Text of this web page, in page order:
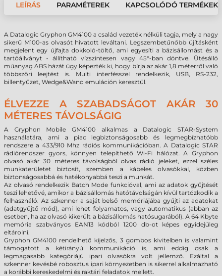
LEÍRÁS PARAMÉTEREK KAPCSOLÓDÓ TERMÉKEK
A Datalogic Gryphon GM4100 a család vezeték nélküli tagja, mely a nagy
sikerű M100-as olvasót hivatott leváltani. Legszembetűnőbb újításként
megjelent egy újfajta dokkoló-töltő, ami egyesíti a bázisállomást és a
tartóállványt - állítható vízszintesen vagy 45°-ban döntve. Ütésálló
műanyag ABS házát úgy képezték ki, hogy bírja az akár 1,8 méterről való
többszöri leejtést is. Multi interfésszel rendelkezik, USB, RS-232,
billentyűzet, Wedge&Wand emuláción keresztül.
ÉLVEZZE A SZABADSÁGOT AKÁR 30
MÉTERES TÁVOLSÁGIG
A Gryphon Mobile GM4100 alkalmas a Datalogic STAR-System
használatára, ami a piac legbiztonságosabb és legmegbízhatóbb
rendszere a 433/910 Mhz rádiós kommunikációban. A Datalogic STAR
rádiórendszer gyors, könnyen telepíthető Wi-Fi hálózat. A Gryphon
olvasó akár 30 méteres távolságból olvas rádió jeleket, ezzel széles
munkaterületet biztosít, szemben a kábeles olvasókkal, közben
biztonságosabbá és hatékonyabbá teszi a munkát.
Az olvasó rendelkezik Batch Mode funkcióval, ami az adatok gyűjtését
teszi lehetővé, amikor a bázisállomás hatótávolságán kívül tartózkodik a
felhasználó. Az szkenner a saját belső memóriájába gyűjti az adatokat
(adatgyűjtő mód), ami lehet folyamatos, vagy automatikus (abban az
esetben, ha az olvasó kikerült a bázisállomás hatósugarából). A 64 Kbyte
memória szabványos EAN13 kódból 1200 db-ot képes egyidejűleg
eltárolni.
Gryphon GM4100 rendelhető kijelzős, 3 gombos kivitelben is valamint
támogatott a kétirányú kommunikáció is, ami eddig csak a
legmagasabb kategóriájú ipari olvasókra volt jellemző. Ezáltal a
szkenner kevésbé robosztus ipari környezetben is sikerrel alkalmazható
a korábbi kereskedelmi és raktári feladatok mellett.